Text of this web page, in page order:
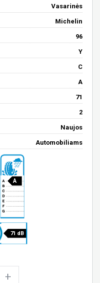
Vasarinės
Michelin
96
Y
C
A
71
2
Naujos
Automobiliams
A
71 dB
+